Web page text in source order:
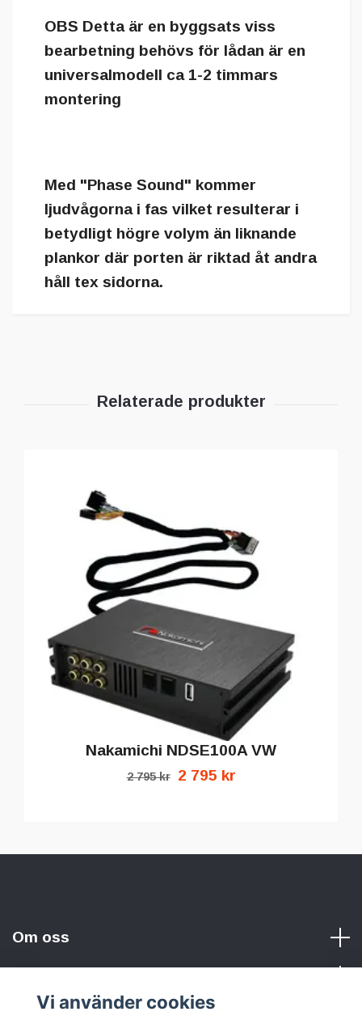
OBS Detta är en byggsats viss
bearbetning behövs för lådan är en
universalmodell ca 1-2 timmars
montering
Med "Phase Sound" kommer
ljudvågorna i fas vilket resulterar i
betydligt högre volym än liknande
plankor där porten är riktad åt andra
håll tex sidorna.
Nakamichi NDSE100A VW
2 795 kr 2 795 kr
Om oss
Sociala medier
Vi använder cookies